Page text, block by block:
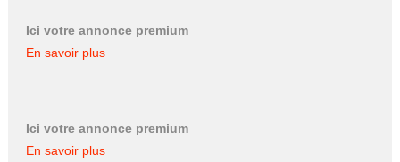
Ici votre annonce premium
En savoir plus
Ici votre annonce premium
En savoir plus